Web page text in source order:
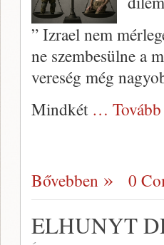
” Izrael nem
ne szembesülne a
vereség még
Mindkét …
Bővebben 0
ELHUNYT